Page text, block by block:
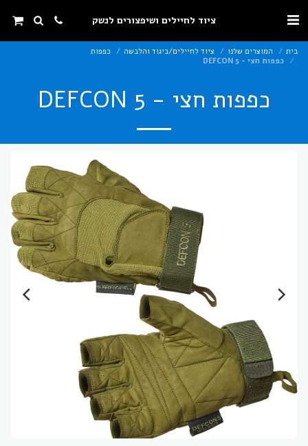
ציוד לחיילים ושיפצורים לנשק
בית המוצרים שלנו ציוד לחיילים/ביגוד והלבשה
כפפות
כפפות חצי - DEFCON 5
כפפות חצי - DEFCON 5